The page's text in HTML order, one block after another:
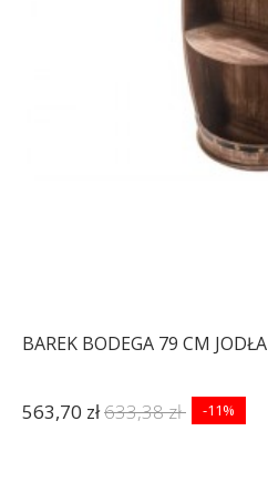
BAREK BODEGA 79 CM JODŁA
563,70 zł633,38 zł -11%